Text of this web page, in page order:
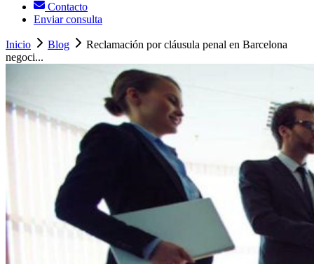
Contacto
Enviar consulta
Inicio Blog
Reclamación por cláusula penal en Barcelona
negoci...